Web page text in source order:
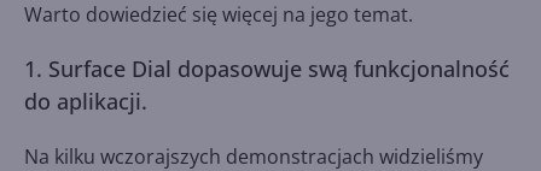
Warto dowiedzieć się więcej na jego temat.
1. Surface Dial dopasowuje swą funkcjonalność
do aplikacji.
Na kilku wczorajszych demonstracjach widzieliśmy